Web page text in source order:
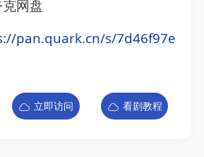
网盘
pan.quark.cn/s/7d46f97e
立即访问 看剧教程